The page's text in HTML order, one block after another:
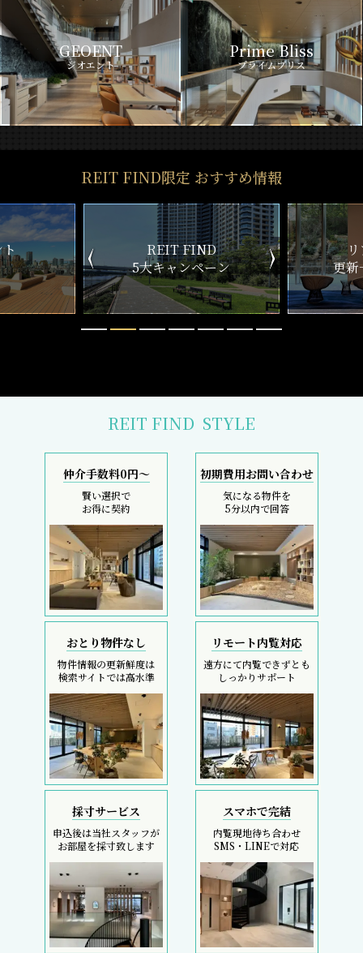
GEOENT
ジオエント
Prime Bliss
プライムブリス
REIT FIND限定 おすすめ情報
ン
リアルタイム
更新一覧チェック
新
REIT FIND STYLE
仲介手数料0円～
賢い選択で
お得に契約
初期費用お問い合わせ
気になる物件を
5分以内で回答
おとり物件なし
物件情報の更新鮮度は
検索サイトでは高水準
リモート内覧対応
遠方にて内覧できずとも
しっかりサポート
採寸サービス
申込後は当社スタッフが
お部屋を採寸致します
スマホで完結
内覧現地待ち合わせ
SMS・LINEで対応